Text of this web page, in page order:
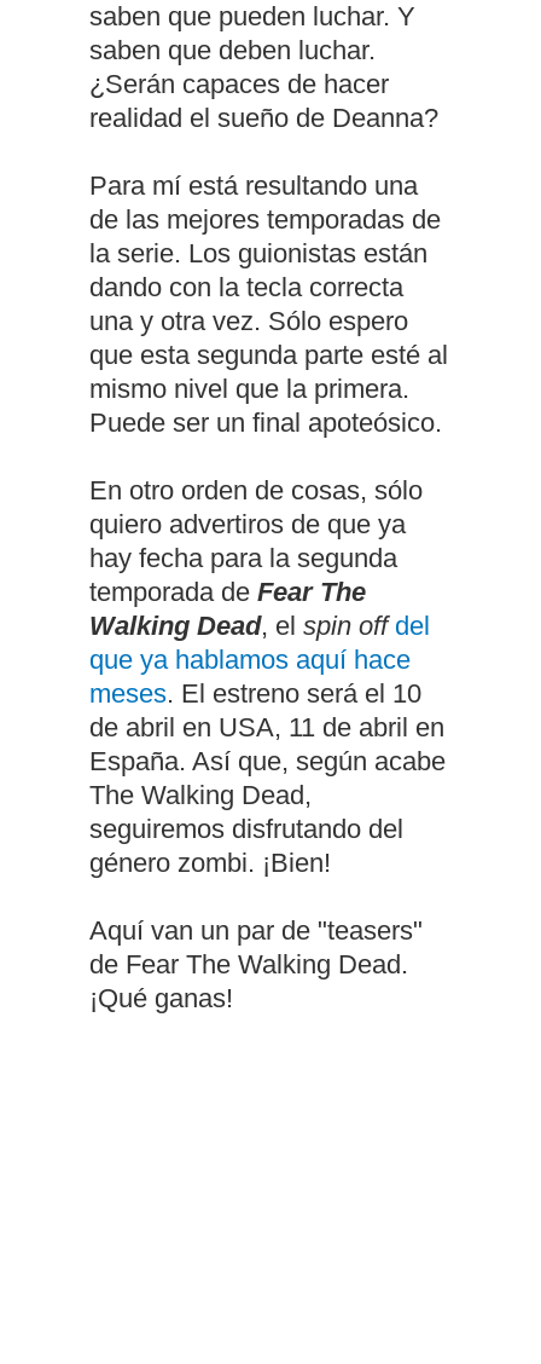
saben que pueden luchar. Y
saben que deben luchar.
¿Serán capaces de hacer
realidad el sueño de Deanna?
Para mí está resultando una
de las mejores temporadas de
la serie. Los guionistas están
dando con la tecla correcta
una y otra vez. Sólo espero
que esta segunda parte esté al
mismo nivel que la primera.
Puede ser un final apoteósico.
En otro orden de cosas, sólo
quiero advertiros de que ya
hay fecha para la segunda
temporada de Fear The
Walking Dead, el spin off del
que ya hablamos aquí hace
meses. El estreno será el 10
de abril en USA, 11 de abril en
España. Así que, según acabe
The Walking Dead,
seguiremos disfrutando del
género zombi. ¡Bien!
Aquí van un par de "teasers"
de Fear The Walking Dead.
¡Qué ganas!